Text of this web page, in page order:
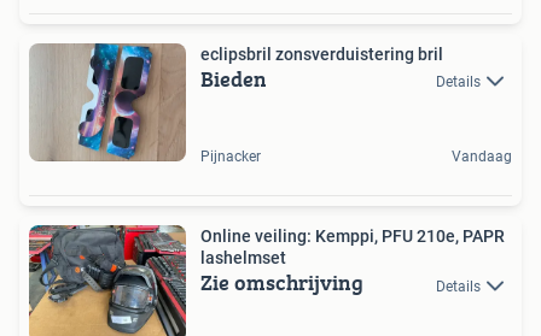
eclipsbril zonsverduistering bril
Bieden Details
Pijnacker Vandaag
Online veiling: Kemppi, PFU 210e, PAPR
lashelmset
Zie omschrijving Details